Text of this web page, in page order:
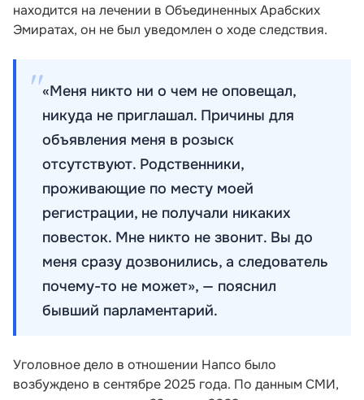
находится на лечении в Объединенных Арабских
Эмиратах, он не был уведомлен о ходе следствия.
«Меня никто ни о чем не оповещал,
никуда не приглашал. Причины для
объявления меня в розыск
отсутствуют. Родственники,
проживающие по месту моей
регистрации, не получали никаких
повесток. Мне никто не звонит. Вы до
меня сразу дозвонились, а следователь
почему-то не может», — пояснил
бывший парламентарий.
Уголовное дело в отношении Напсо было
возбуждено в сентябре 2025 года. По данным СМИ,